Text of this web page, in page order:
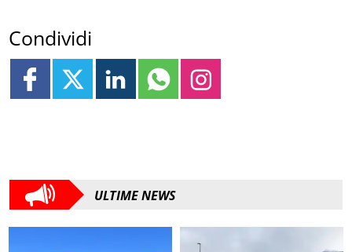
Condividi
ULTIME NEWS